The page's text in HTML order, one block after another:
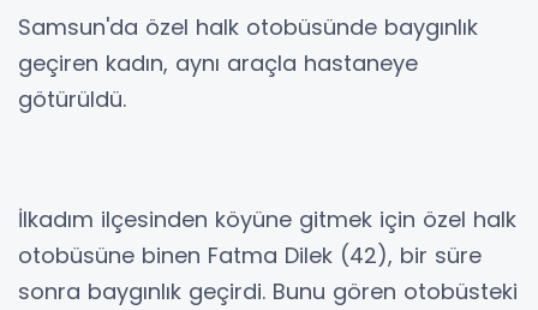
Samsun'da özel halk otobüsünde baygınlık
geçiren kadın, aynı araçla hastaneye
götürüldü.
İlkadım ilçesinden köyüne gitmek için özel halk
otobüsüne binen Fatma Dilek (42), bir süre
sonra baygınlık geçirdi. Bunu gören otobüsteki